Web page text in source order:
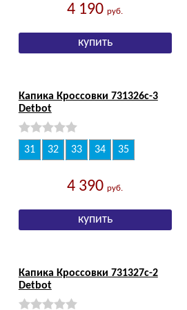
4 190руб.
Капика Кроссовки 731326с-3
Detbot
31 32 33 34 35
4 390руб.
Капика Кроссовки 731327с-2
Detbot